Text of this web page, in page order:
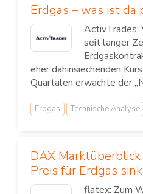
Erdgas – was ist da
ActivTrades:
seit langer
eher dahinsiechenden
Quartalen erwachte der
Erdgas Technische Analyse
DAX
Preis für Erdgas
flatex: Zum